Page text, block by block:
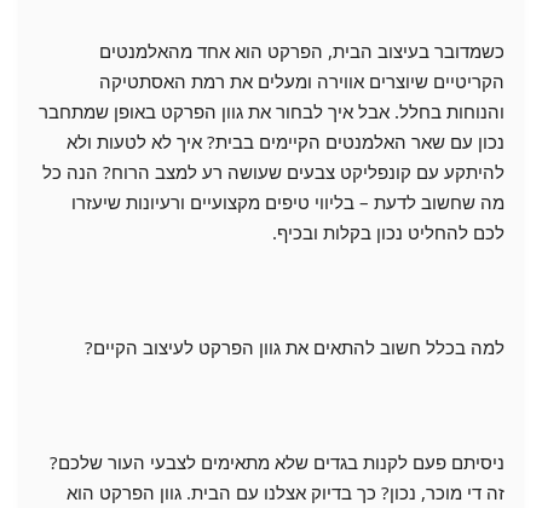
כשמדובר בעיצוב הבית, הפרקט הוא אחד מהאלמנטים
הקריטיים שיוצרים אווירה ומעלים את רמת האסתטיקה
והנוחות בחלל. אבל איך לבחור את גוון הפרקט באופן שמתחבר
נכון עם שאר האלמנטים הקיימים בבית? איך לא לטעות ולא
להיתקע עם קונפליקט צבעים שעושה רע למצב הרוח? הנה כל
מה שחשוב לדעת – בליווי טיפים מקצועיים ורעיונות שיעזרו
לכם להחליט נכון בקלות ובכיף.
למה בכלל חשוב להתאים את גוון הפרקט לעיצוב הקיים?
ניסיתם פעם לקנות בגדים שלא מתאימים לצבעי העור שלכם?
זה די מוכר, נכון? כך בדיוק אצלנו עם הבית. גוון הפרקט הוא